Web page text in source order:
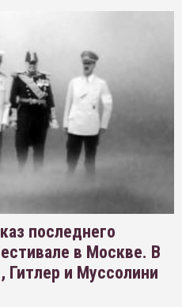
последнего
в Москве. В
Гитлер и Муссолини